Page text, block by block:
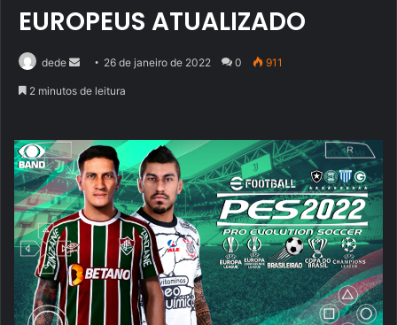
EUROPEUS ATUALIZADO
dede
Mande26 de janeiro de 2022 0 911
2 minutos de leitura